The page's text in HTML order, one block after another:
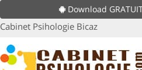
Download
Cabinet Psihologie Bicaz